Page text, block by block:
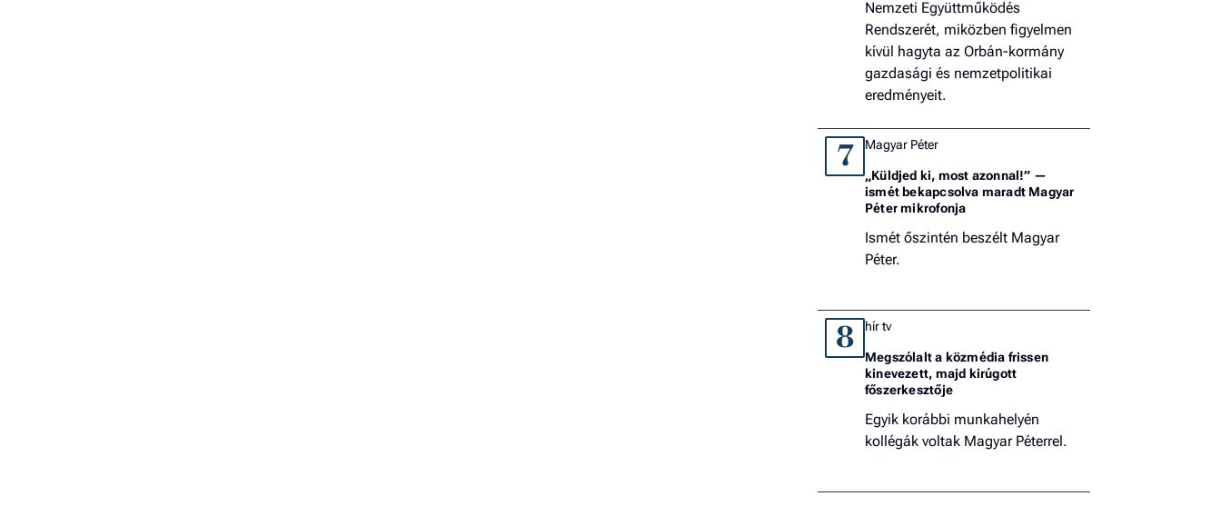
Nemzeti Együttműködés
Rendszerét, miközben figyelmen
kívül hagyta az Orbán-kormány
gazdasági és nemzetpolitikai
eredményeit.
7 Magyar Péter
„Küldjed ki, most azonnal!” —
ismét bekapcsolva maradt Magyar
Péter mikrofonja
Ismét őszintén beszélt Magyar
Péter.
8 hír tv
Megszólalt a közmédia frissen
kinevezett, majd kirúgott
főszerkesztője
Egyik korábbi munkahelyén
kollégák voltak Magyar Péterrel.